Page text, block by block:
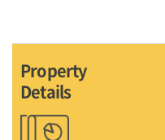
Property
Details